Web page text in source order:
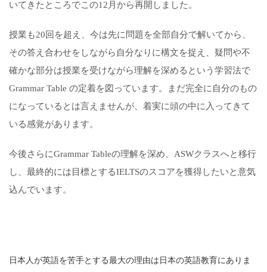
いてきたところでこの12月から再開しました。
授業も20回を超え、今は先に問題を全部自分で解いてから、
その答え合わせをしながら自分なりに構文を捉え、疑問や不
確かな部分は授業を受けながら理解を深めるという学習法で
Grammar Table の定着を図っています。まだ完全に自分のもの
になっているとは言えませんが、着実に頭の中に入ってきて
いる感覚があります。
今後さらにGrammar Tableの理解を深め、ASWクラスへと移行
し、最終的には目標とするIELTSのスコアを獲得したいと意気
込んでいます。
日本人が英語を苦手とする最大の理由は日本の英語教育にありま